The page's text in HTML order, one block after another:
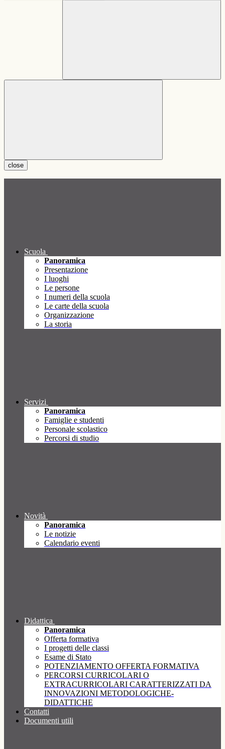
close
Scuola
Panoramica
Presentazione
I luoghi
Le persone
I numeri della scuola
Le carte della scuola
Organizzazione
La storia
Servizi
Panoramica
Famiglie e studenti
Personale scolastico
Percorsi di studio
Novità
Panoramica
Le notizie
Calendario eventi
Didattica
Panoramica
Offerta formativa
I progetti delle classi
Esame di Stato
POTENZIAMENTO OFFERTA FORMATIVA
PERCORSI CURRICOLARI O
EXTRACURRICOLARI CARATTERIZZATI DA
INNOVAZIONI METODOLOGICHE-
DIDATTICHE
Contatti
Documenti utili